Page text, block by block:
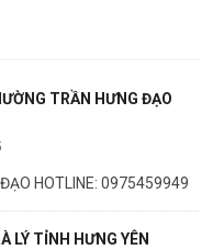
TRẦN HƯNG ĐẠO
HOTLINE: 0975459949
LÝ TỈNH HƯNG YÊN